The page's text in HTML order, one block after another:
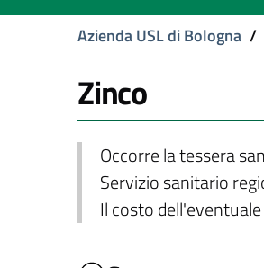
Azienda USL di Bologna /
Zinco
Occorre la tessera
Servizio sanitario
Il costo